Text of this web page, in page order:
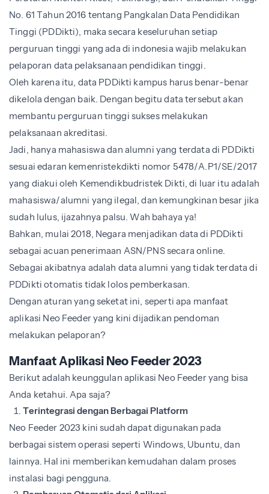
No. 61 Tahun 2016 tentang Pangkalan Data Pendidikan
Tinggi (PDDikti), maka secara keseluruhan setiap
perguruan tinggi yang ada di indonesia wajib melakukan
pelaporan data pelaksanaan pendidikan tinggi.
Oleh karena itu, data PDDikti kampus harus benar-benar
dikelola dengan baik. Dengan begitu data tersebut akan
membantu perguruan tinggi sukses melakukan
pelaksanaan akreditasi.
Jadi, hanya mahasiswa dan alumni yang terdata di PDDikti
sesuai edaran kemenristekdikti nomor 5478/A.P1/SE/2017
yang diakui oleh Kemendikbudristek Dikti, di luar itu adalah
mahasiswa/alumni yang ilegal, dan kemungkinan besar jika
sudah lulus, ijazahnya palsu. Wah bahaya ya!
Bahkan, mulai 2018, Negara menjadikan data di PDDikti
sebagai acuan penerimaan ASN/PNS secara online.
Sebagai akibatnya adalah data alumni yang tidak terdata di
PDDikti otomatis tidak lolos pemberkasan.
Dengan aturan yang seketat ini, seperti apa manfaat
aplikasi Neo Feeder yang kini dijadikan pendoman
melakukan pelaporan?
Manfaat Aplikasi Neo Feeder 2023
Berikut adalah keunggulan aplikasi Neo Feeder yang bisa
Anda ketahui. Apa saja?
Terintegrasi dengan Berbagai Platform
Neo Feeder 2023 kini sudah dapat digunakan pada
berbagai sistem operasi seperti Windows, Ubuntu, dan
lainnya. Hal ini memberikan kemudahan dalam proses
instalasi bagi pengguna.